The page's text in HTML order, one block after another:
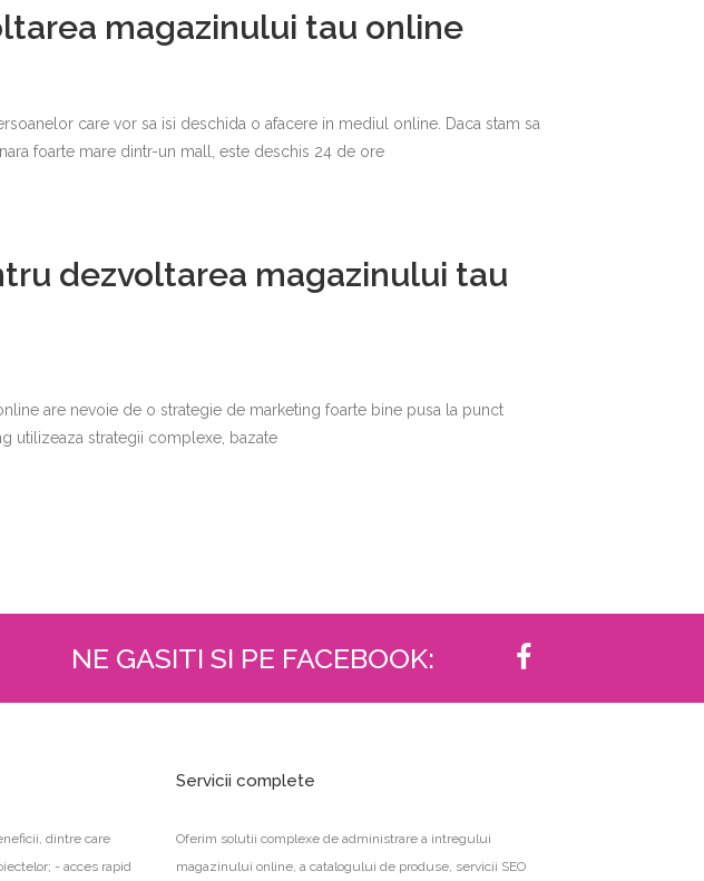
magazinului tau online
care vor sa isi deschida o afacere in mediul online. Daca stam sa
foarte mare dintr-un mall, este deschis 24 de ore
dezvoltarea magazinului tau
are nevoie de o strategie de marketing foarte bine pusa la punct
utilizeaza strategii complexe, bazate
NE GASITI SI PE FACEBOOK:
dintre care
- acces rapid
Servicii complete
Oferim solutii complexe de administrare a intregului
magazinului online, a catalogului de produse, servicii SEO